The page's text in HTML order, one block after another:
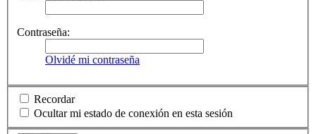
Contraseña:
Olvidé mi contraseña
Recordar
Ocultar mi estado de conexión en esta sesión